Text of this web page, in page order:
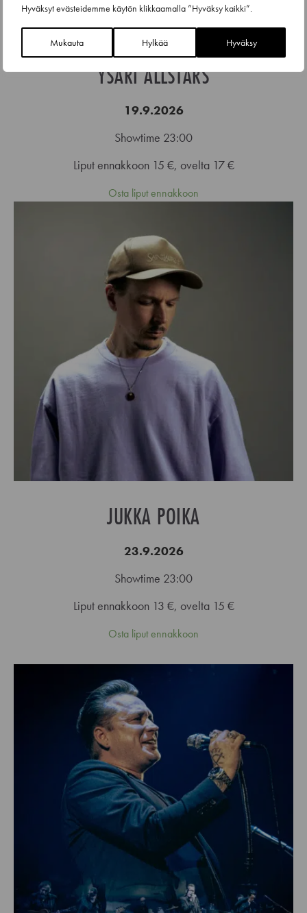
Hyväksyt evästeidemme käytön klikkaamalla ”Hyväksy kaikki”.
Mukauta Hylkää Hyväksy
YSÄRI ALLSTARS
19.9.2026
Showtime 23:00
Liput ennakkoon 15 €, ovelta 17 €
Osta liput ennakkoon
JUKKA POIKA
23.9.2026
Showtime 23:00
Liput ennakkoon 13 €, ovelta 15 €
Osta liput ennakkoon